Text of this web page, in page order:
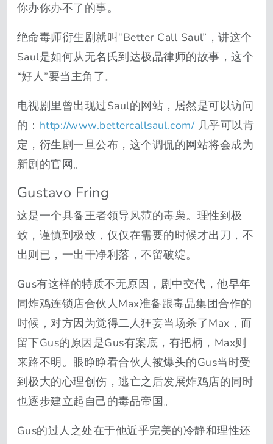
你办你办不了的事。
绝命毒师衍生剧就叫“Better Call Saul”，讲这个
Saul是如何从无名氏到达极品律师的故事，这个
“好人”要当主角了。
电视剧里曾出现过Saul的网站，居然是可以访问
的： http://www.bettercallsaul.com/ 几乎可以肯
定，衍生剧一旦公布，这个调侃的网站将会成为
新剧的官网。
Gustavo Fring
这是一个具备王者领导风范的毒枭。理性到极
致，谨慎到极致，仅仅在需要的时候才出刀，不
出则已，一出干净利落，不留破绽。
Gus有这样的特质不无原因，剧中交代，他早年
同炸鸡连锁店合伙人Max准备跟毒品集团合作的
时候，对方因为觉得二人狂妄当场杀了Max，而
留下Gus的原因是Gus有案底，有把柄，Max则
来路不明。眼睁睁看合伙人被爆头的Gus当时受
到极大的心理创伤，逃亡之后发展炸鸡店的同时
也逐步建立起自己的毒品帝国。
Gus的过人之处在于他近乎完美的冷静和理性还